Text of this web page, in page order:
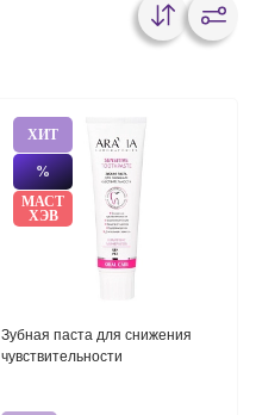
ХИТ
%
МАСТ
ХЭВ
Зубная паста для снижения
чувствительности